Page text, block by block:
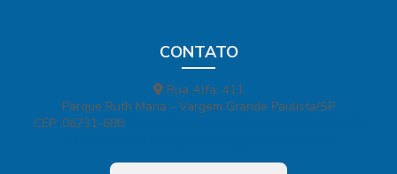
CONTATO
Rua Alfa, 411
Parque Ruth Maria - Vargem Grande Paulista/SP
CEP: 06731-680